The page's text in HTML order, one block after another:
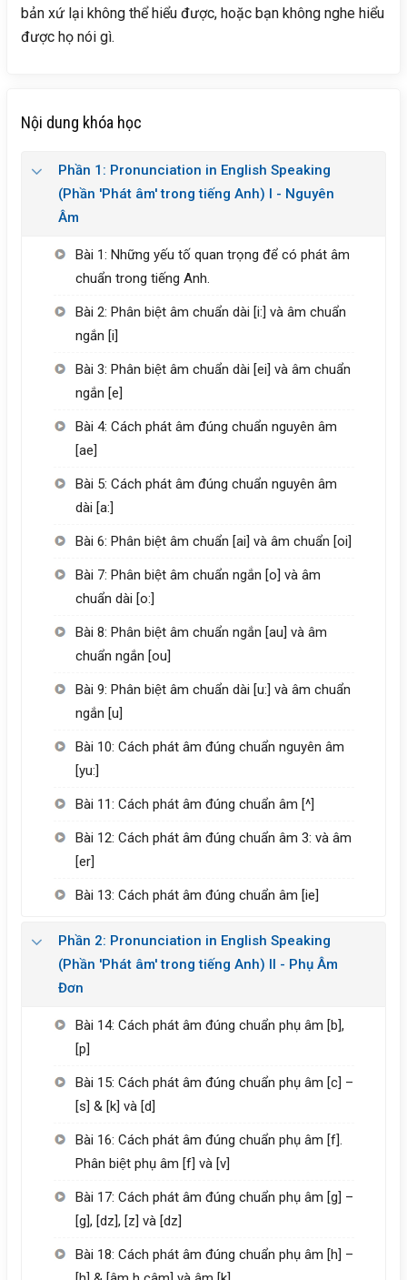
bản xứ lại không thể hiểu được, hoặc bạn không nghe hiểu
được họ nói gì.
Nội dung khóa học
Phần 1: Pronunciation in English Speaking
(Phần 'Phát âm' trong tiếng Anh) I - Nguyên
Âm
Bài 1: Những yếu tố quan trọng để có phát âm
chuẩn trong tiếng Anh.
Bài 2: Phân biệt âm chuẩn dài [i:] và âm chuẩn
ngắn [i]
Bài 3: Phân biệt âm chuẩn dài [ei] và âm chuẩn
ngắn [e]
Bài 4: Cách phát âm đúng chuẩn nguyên âm
[ae]
Bài 5: Cách phát âm đúng chuẩn nguyên âm
dài [a:]
Bài 6: Phân biệt âm chuẩn [ai] và âm chuẩn [oi]
Bài 7: Phân biệt âm chuẩn ngắn [o] và âm
chuẩn dài [o:]
Bài 8: Phân biệt âm chuẩn ngắn [au] và âm
chuẩn ngắn [ou]
Bài 9: Phân biệt âm chuẩn dài [u:] và âm chuẩn
ngắn [u]
Bài 10: Cách phát âm đúng chuẩn nguyên âm
[yu:]
Bài 11: Cách phát âm đúng chuẩn âm [^]
Bài 12: Cách phát âm đúng chuẩn âm 3: và âm
[er]
Bài 13: Cách phát âm đúng chuẩn âm [ie]
Phần 2: Pronunciation in English Speaking
(Phần 'Phát âm' trong tiếng Anh) II - Phụ Âm
Đơn
Bài 14: Cách phát âm đúng chuẩn phụ âm [b],
[p]
Bài 15: Cách phát âm đúng chuẩn phụ âm [c] –
[s] & [k] và [d]
Bài 16: Cách phát âm đúng chuẩn phụ âm [f].
Phân biệt phụ âm [f] và [v]
Bài 17: Cách phát âm đúng chuẩn phụ âm [g] –
[g], [dz], [z] và [dz]
Bài 18: Cách phát âm đúng chuẩn phụ âm [h] –